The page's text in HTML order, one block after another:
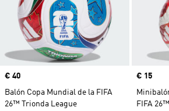
Precio
€ 40
Balón Copa Mundial de la FIFA
26™ Trionda League
Precio
€ 15
FIFA